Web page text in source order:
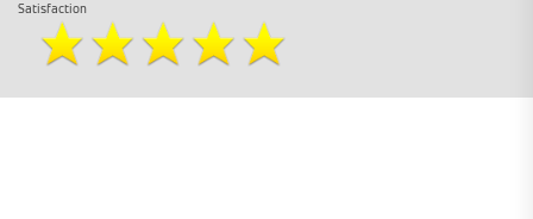
Satisfaction